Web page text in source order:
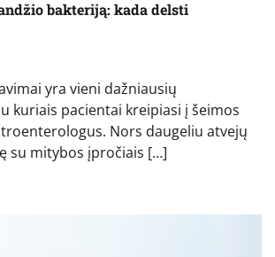
bakteriją: kada delsti
yra vieni dažniausių
kuriais pacientai kreipiasi į šeimos
Nors daugeliu atvejų
su mitybos įpročiais […]